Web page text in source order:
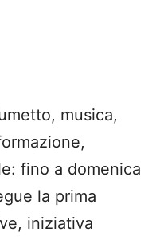
musica,
fino a domenica
la prima
iniziativa